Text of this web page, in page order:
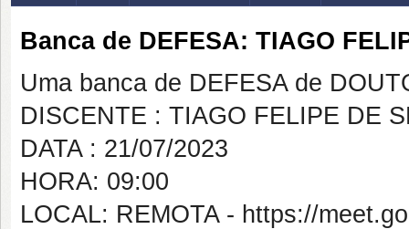
Banca de DEFESA: TIAGO
Uma banca de DEFESA de
DISCENTE : TIAGO FELIPE DE
DATA : 21/07/2023
HORA: 09:00
LOCAL: REMOTA - https://